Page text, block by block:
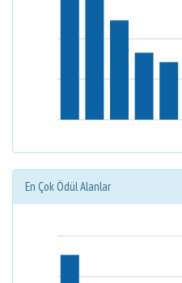
En Çok Ödül Alanlar